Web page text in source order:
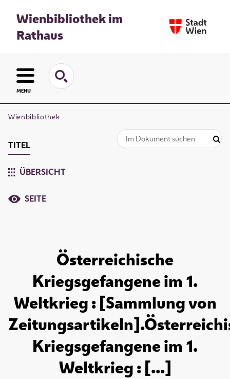
Wienbibliothek im
Rathaus
MENU
Wienbibliothek
TITEL
ÜBERSICHT
SEITE
Österreichische
Kriegsgefangene im 1.
Weltkrieg : [Sammlung von
Kriegsgefangene im 1.
Weltkrieg : [...]